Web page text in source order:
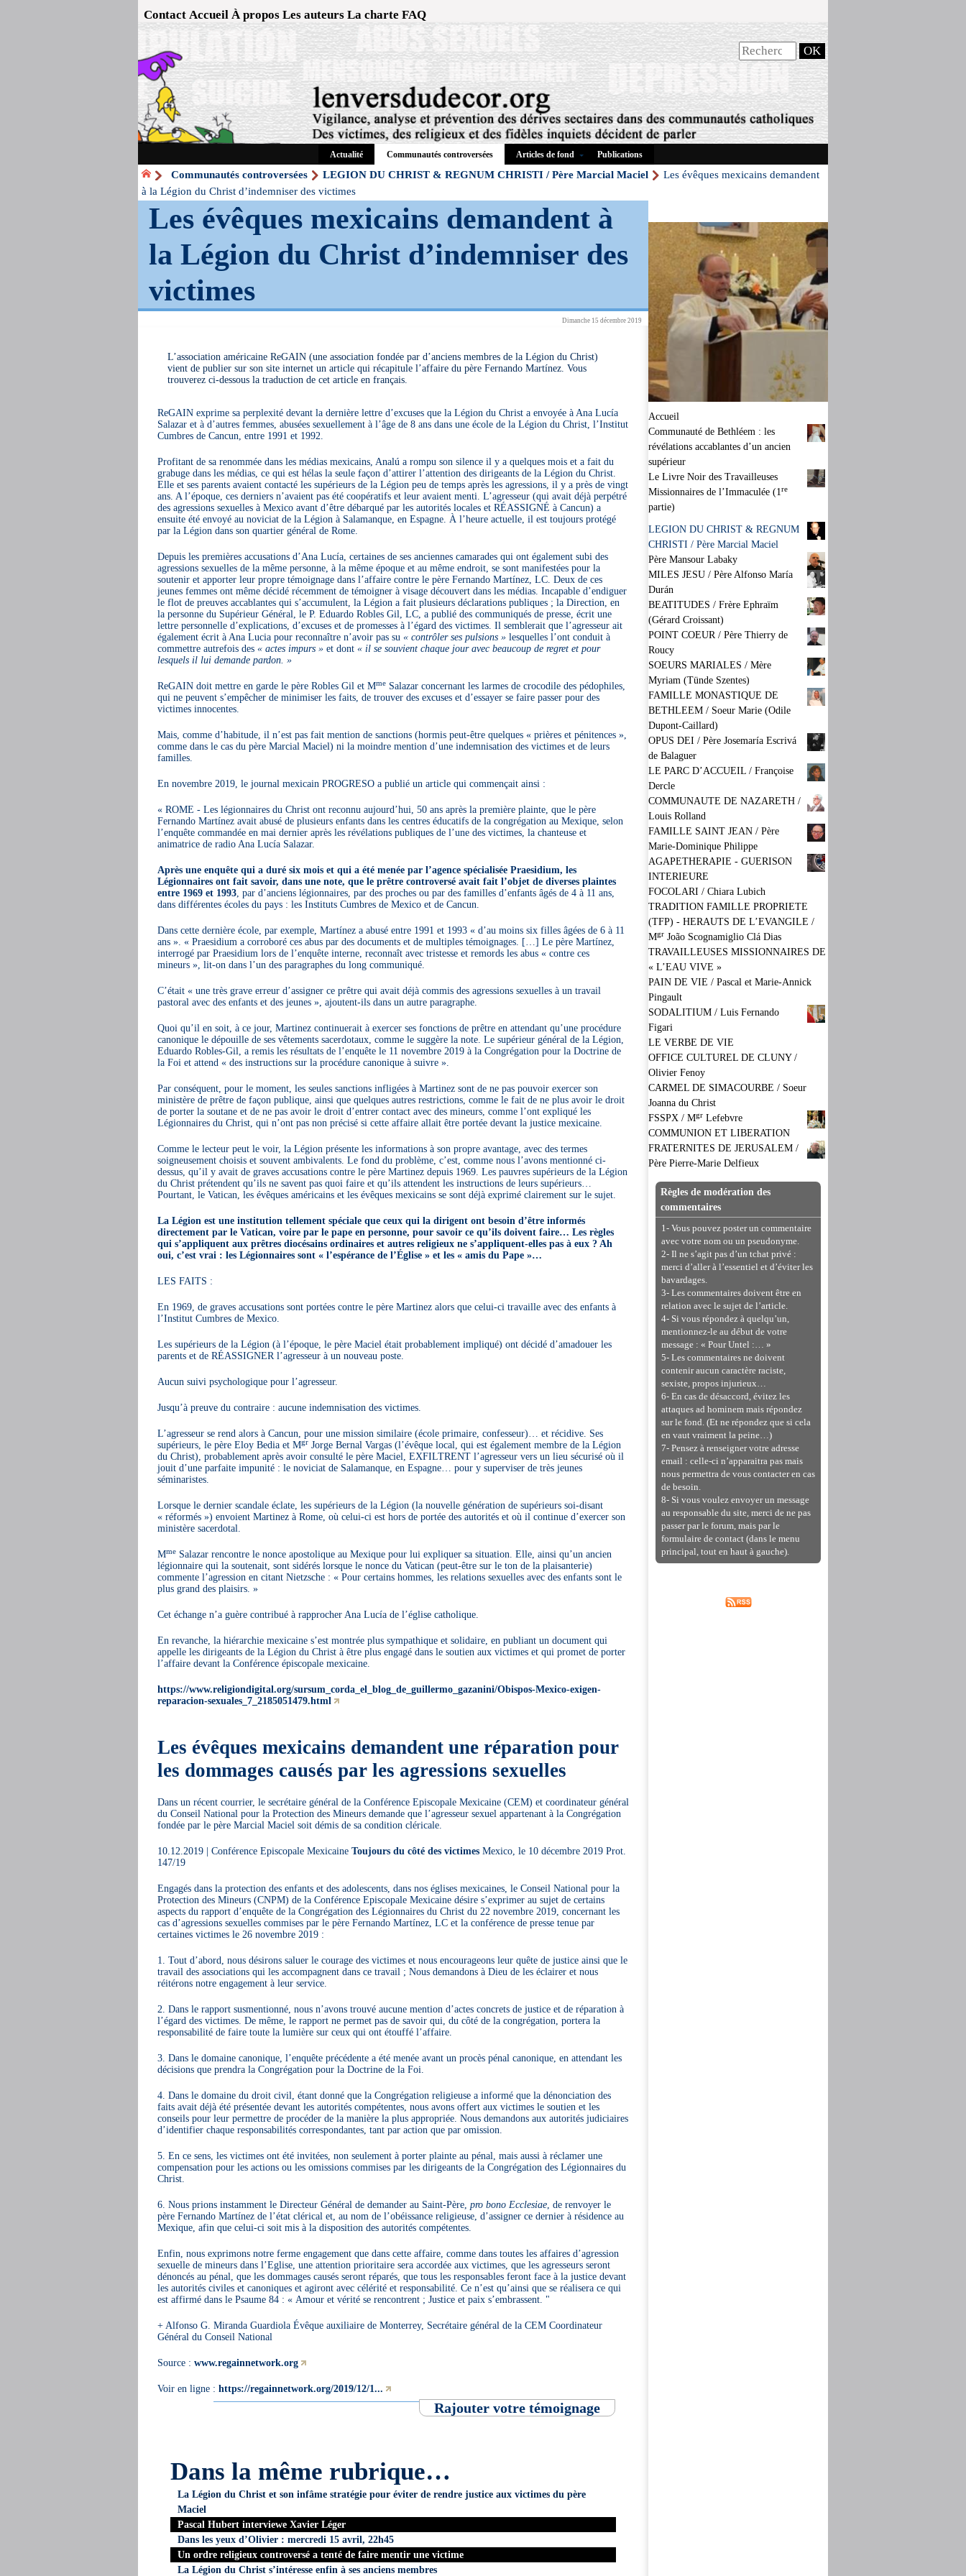
Contact Accueil À propos Les auteurs La charte FAQ
Actualité Communautés controversées Articles de fond Publications
Communautés controversées LEGION DU CHRIST & REGNUM CHRISTI / Père Marcial Maciel
Les évêques mexicains demandent
à la Légion du Christ d’indemniser des victimes
Les évêques mexicains demandent à
la Légion du Christ d’indemniser des
victimes
Dimanche 15 décembre 2019
L’association américaine ReGAIN (une association fondée par d’anciens membres de la Légion du Christ)
vient de publier sur son site internet un article qui récapitule l’affaire du père Fernando Martínez. Vous
trouverez ci-dessous la traduction de cet article en français.
ReGAIN exprime sa perplexité devant la dernière lettre d’excuses que la Légion du Christ a envoyée à Ana Lucía
Salazar et à d’autres femmes, abusées sexuellement à l’âge de 8 ans dans une école de la Légion du Christ, l’Institut
Cumbres de Cancun, entre 1991 et 1992.
Profitant de sa renommée dans les médias mexicains, Analú a rompu son silence il y a quelques mois et a fait du
grabuge dans les médias, ce qui est hélas la seule façon d’attirer l’attention des dirigeants de la Légion du Christ.
Elle et ses parents avaient contacté les supérieurs de la Légion peu de temps après les agressions, il y a près de vingt
ans. A l’époque, ces derniers n’avaient pas été coopératifs et leur avaient menti. L’agresseur (qui avait déjà perpétré
des agressions sexuelles à Mexico avant d’être débarqué par les autorités locales et RÉASSIGNÉ à Cancun) a
ensuite été envoyé au noviciat de la Légion à Salamanque, en Espagne. À l’heure actuelle, il est toujours protégé
par la Légion dans son quartier général de Rome.
Depuis les premières accusations d’Ana Lucía, certaines de ses anciennes camarades qui ont également subi des
agressions sexuelles de la même personne, à la même époque et au même endroit, se sont manifestées pour la
soutenir et apporter leur propre témoignage dans l’affaire contre le père Fernando Martínez, LC. Deux de ces
jeunes femmes ont même décidé récemment de témoigner à visage découvert dans les médias. Incapable d’endiguer
le flot de preuves accablantes qui s’accumulent, la Légion a fait plusieurs déclarations publiques ; la Direction, en
la personne du Supérieur Général, le P. Eduardo Robles Gil, LC, a publié des communiqués de presse, écrit une
lettre personnelle d’explications, d’excuses et de promesses à l’égard des victimes. Il semblerait que l’agresseur ait
également écrit à Ana Lucia pour reconnaître n’avoir pas su « contrôler ses pulsions »lesquelles l’ont conduit à
commettre autrefois des « actes impurs »et dont « il se souvient chaque jour avec beaucoup de regret et pour
lesquels il lui demande pardon. »
ReGAIN doit mettre en garde le père Robles Gil et MmeSalazar concernant les larmes de crocodile des pédophiles,
qui ne peuvent s’empêcher de minimiser les faits, de trouver des excuses et d’essayer se faire passer pour des
victimes innocentes.
Mais, comme d’habitude, il n’est pas fait mention de sanctions (hormis peut-être quelques « prières et pénitences »,
comme dans le cas du père Marcial Maciel) ni la moindre mention d’une indemnisation des victimes et de leurs
familles.
En novembre 2019, le journal mexicain PROGRESO a publié un article qui commençait ainsi :
« ROME - Les légionnaires du Christ ont reconnu aujourd’hui, 50 ans après la première plainte, que le père
Fernando Martínez avait abusé de plusieurs enfants dans les centres éducatifs de la congrégation au Mexique, selon
l’enquête commandée en mai dernier après les révélations publiques de l’une des victimes, la chanteuse et
animatrice de radio Ana Lucía Salazar.
Après une enquête qui a duré six mois et qui a été menée par l’agence spécialisée Praesidium, les
Légionnaires ont fait savoir, dans une note, que le prêtre controversé avait fait l’objet de diverses plaintes
entre 1969 et 1993, par d’anciens légionnaires, par des proches ou par des familles d’enfants âgés de 4 à 11 ans,
dans différentes écoles du pays : les Instituts Cumbres de Mexico et de Cancun.
Dans cette dernière école, par exemple, Martínez a abusé entre 1991 et 1993 « d’au moins six filles âgées de 6 à 11
ans ». « Praesidium a corroboré ces abus par des documents et de multiples témoignages. […] Le père Martínez,
interrogé par Praesidium lors de l’enquête interne, reconnaît avec tristesse et remords les abus « contre ces
mineurs », lit-on dans l’un des paragraphes du long communiqué.
C’était « une très grave erreur d’assigner ce prêtre qui avait déjà commis des agressions sexuelles à un travail
pastoral avec des enfants et des jeunes », ajoutent-ils dans un autre paragraphe.
Quoi qu’il en soit, à ce jour, Martinez continuerait à exercer ses fonctions de prêtre en attendant qu’une procédure
canonique le dépouille de ses vêtements sacerdotaux, comme le suggère la note. Le supérieur général de la Légion,
Eduardo Robles-Gil, a remis les résultats de l’enquête le 11 novembre 2019 à la Congrégation pour la Doctrine de
la Foi et attend « des instructions sur la procédure canonique à suivre ».
Par conséquent, pour le moment, les seules sanctions infligées à Martinez sont de ne pas pouvoir exercer son
ministère de prêtre de façon publique, ainsi que quelques autres restrictions, comme le fait de ne plus avoir le droit
de porter la soutane et de ne pas avoir le droit d’entrer contact avec des mineurs, comme l’ont expliqué les
Légionnaires du Christ, qui n’ont pas non précisé si cette affaire allait être portée devant la justice mexicaine.
Comme le lecteur peut le voir, la Légion présente les informations à son propre avantage, avec des termes
soigneusement choisis et souvent ambivalents. Le fond du problème, c’est, comme nous l’avons mentionné ci-
dessus, qu’il y avait de graves accusations contre le père Martinez depuis 1969. Les pauvres supérieurs de la Légion
du Christ prétendent qu’ils ne savent pas quoi faire et qu’ils attendent les instructions de leurs supérieurs…
Pourtant, le Vatican, les évêques américains et les évêques mexicains se sont déjà exprimé clairement sur le sujet.
La Légion est une institution tellement spéciale que ceux qui la dirigent ont besoin d’être informés
directement par le Vatican, voire par le pape en personne, pour savoir ce qu’ils doivent faire… Les règles
qui s’appliquent aux prêtres diocésains ordinaires et autres religieux ne s’appliquent-elles pas à eux ? Ah
oui, c’est vrai : les Légionnaires sont « l’espérance de l’Église » et les « amis du Pape »…
LES FAITS :
En 1969, de graves accusations sont portées contre le père Martinez alors que celui-ci travaille avec des enfants à
l’Institut Cumbres de Mexico.
Les supérieurs de la Légion (à l’époque, le père Maciel était probablement impliqué) ont décidé d’amadouer les
parents et de RÉASSIGNER l’agresseur à un nouveau poste.
Aucun suivi psychologique pour l’agresseur.
Jusqu’à preuve du contraire : aucune indemnisation des victimes.
L’agresseur se rend alors à Cancun, pour une mission similaire (école primaire, confesseur)… et récidive. Ses
supérieurs, le père Eloy Bedia et MgrJorge Bernal Vargas (l’évêque local, qui est également membre de la Légion
du Christ), probablement après avoir consulté le père Maciel, EXFILTRENT l’agresseur vers un lieu sécurisé où il
jouit d’une parfaite impunité : le noviciat de Salamanque, en Espagne… pour y superviser de très jeunes
séminaristes.
Lorsque le dernier scandale éclate, les supérieurs de la Légion (la nouvelle génération de supérieurs soi-disant
« réformés ») envoient Martinez à Rome, où celui-ci est hors de portée des autorités et où il continue d’exercer son
ministère sacerdotal.
MmeSalazar rencontre le nonce apostolique au Mexique pour lui expliquer sa situation. Elle, ainsi qu’un ancien
légionnaire qui la soutenait, sont sidérés lorsque le nonce du Vatican (peut-être sur le ton de la plaisanterie)
commente l’agression en citant Nietzsche : « Pour certains hommes, les relations sexuelles avec des enfants sont le
plus grand des plaisirs. »
Cet échange n’a guère contribué à rapprocher Ana Lucía de l’église catholique.
En revanche, la hiérarchie mexicaine s’est montrée plus sympathique et solidaire, en publiant un document qui
appelle les dirigeants de la Légion du Christ à être plus engagé dans le soutien aux victimes et qui promet de porter
l’affaire devant la Conférence épiscopale mexicaine.
https://www.religiondigital.org/sursum_corda_el_blog_de_guillermo_gazanini/Obispos-Mexico-exigen-
reparacion-sexuales_7_2185051479.html
Les évêques mexicains demandent une réparation pour
les dommages causés par les agressions sexuelles
Dans un récent courrier, le secrétaire général de la Conférence Episcopale Mexicaine (CEM) et coordinateur général
du Conseil National pour la Protection des Mineurs demande que l’agresseur sexuel appartenant à la Congrégation
fondée par le père Marcial Maciel soit démis de sa condition cléricale.
10.12.2019 | Conférence Episcopale Mexicaine Toujours du côté des victimesMexico, le 10 décembre 2019 Prot.
147/19
Engagés dans la protection des enfants et des adolescents, dans nos églises mexicaines, le Conseil National pour la
Protection des Mineurs (CNPM) de la Conférence Episcopale Mexicaine désire s’exprimer au sujet de certains
aspects du rapport d’enquête de la Congrégation des Légionnaires du Christ du 22 novembre 2019, concernant les
cas d’agressions sexuelles commises par le père Fernando Martínez, LC et la conférence de presse tenue par
certaines victimes le 26 novembre 2019 :
1. Tout d’abord, nous désirons saluer le courage des victimes et nous encourageons leur quête de justice ainsi que le
travail des associations qui les accompagnent dans ce travail ; Nous demandons à Dieu de les éclairer et nous
réitérons notre engagement à leur service.
2. Dans le rapport susmentionné, nous n’avons trouvé aucune mention d’actes concrets de justice et de réparation à
l’égard des victimes. De même, le rapport ne permet pas de savoir qui, du côté de la congrégation, portera la
responsabilité de faire toute la lumière sur ceux qui ont étouffé l’affaire.
3. Dans le domaine canonique, l’enquête précédente a été menée avant un procès pénal canonique, en attendant les
décisions que prendra la Congrégation pour la Doctrine de la Foi.
4. Dans le domaine du droit civil, étant donné que la Congrégation religieuse a informé que la dénonciation des
faits avait déjà été présentée devant les autorités compétentes, nous avons offert aux victimes le soutien et les
conseils pour leur permettre de procéder de la manière la plus appropriée. Nous demandons aux autorités judiciaires
d’identifier chaque responsabilités correspondantes, tant par action que par omission.
5. En ce sens, les victimes ont été invitées, non seulement à porter plainte au pénal, mais aussi à réclamer une
compensation pour les actions ou les omissions commises par les dirigeants de la Congrégation des Légionnaires du
Christ.
6. Nous prions instamment le Directeur Général de demander au Saint-Père, pro bono Ecclesiae, de renvoyer le
père Fernando Martínez de l’état clérical et, au nom de l’obéissance religieuse, d’assigner ce dernier à résidence au
Mexique, afin que celui-ci soit mis à la disposition des autorités compétentes.
Enfin, nous exprimons notre ferme engagement que dans cette affaire, comme dans toutes les affaires d’agression
sexuelle de mineurs dans l’Eglise, une attention prioritaire sera accordée aux victimes, que les agresseurs seront
dénoncés au pénal, que les dommages causés seront réparés, que tous les responsables feront face à la justice devant
les autorités civiles et canoniques et agiront avec célérité et responsabilité. Ce n’est qu’ainsi que se réalisera ce qui
est affirmé dans le Psaume 84 : « Amour et vérité se rencontrent ; Justice et paix s’embrassent. "
+ Alfonso G. Miranda Guardiola Évêque auxiliaire de Monterrey, Secrétaire général de la CEM Coordinateur
Général du Conseil National
Source : www.regainnetwork.org
Voir en ligne : https://regainnetwork.org/2019/12/1...
Rajouter votre témoignage
Dans la même rubrique…
La Légion du Christ et son infâme stratégie pour éviter de rendre justice aux victimes du père
Maciel
Pascal Hubert interviewe Xavier Léger
Dans les yeux d’Olivier : mercredi 15 avril, 22h45
Un ordre religieux controversé a tenté de faire mentir une victime
La Légion du Christ s’intéresse enfin à ses anciens membres
Accueil
Communauté de Bethléem : les
révélations accablantes d’un ancien
supérieur
Le Livre Noir des Travailleuses
Missionnaires de l’Immaculée (1re
partie)
LEGION DU CHRIST & REGNUM
CHRISTI / Père Marcial Maciel
Père Mansour Labaky
MILES JESU / Père Alfonso María
Durán
BEATITUDES / Frère Ephraïm
(Gérard Croissant)
POINT COEUR / Père Thierry de
Roucy
SOEURS MARIALES / Mère
Myriam (Tünde Szentes)
FAMILLE MONASTIQUE DE
BETHLEEM / Soeur Marie (Odile
Dupont-Caillard)
OPUS DEI / Père Josemaría Escrivá
de Balaguer
LE PARC D’ACCUEIL / Françoise
Dercle
COMMUNAUTE DE NAZARETH /
Louis Rolland
FAMILLE SAINT JEAN / Père
Marie-Dominique Philippe
AGAPETHERAPIE - GUERISON
INTERIEURE
FOCOLARI / Chiara Lubich
TRADITION FAMILLE PROPRIETE
(TFP) - HERAUTS DE L’EVANGILE /
Mgr João Scognamiglio Clá Dias
TRAVAILLEUSES MISSIONNAIRES DE
« L’EAU VIVE »
PAIN DE VIE / Pascal et Marie-Annick
Pingault
SODALITIUM / Luis Fernando
Figari
LE VERBE DE VIE
OFFICE CULTUREL DE CLUNY /
Olivier Fenoy
CARMEL DE SIMACOURBE / Soeur
Joanna du Christ
FSSPX / Mgr Lefebvre
COMMUNION ET LIBERATION
FRATERNITES DE JERUSALEM /
Père Pierre-Marie Delfieux
Règles de modération des
commentaires
1- Vous pouvez poster un commentaire
avec votre nom ou un pseudonyme.
2- Il ne s’agit pas d’un tchat privé :
merci d’aller à l’essentiel et d’éviter les
bavardages.
3- Les commentaires doivent être en
relation avec le sujet de l’article.
4- Si vous répondez à quelqu’un,
mentionnez-le au début de votre
message : « Pour Untel :… »
5- Les commentaires ne doivent
contenir aucun caractère raciste,
sexiste, propos injurieux…
6- En cas de désaccord, évitez les
attaques ad hominem mais répondez
sur le fond. (Et ne répondez que si cela
en vaut vraiment la peine…)
7- Pensez à renseigner votre adresse
email : celle-ci n’apparaitra pas mais
nous permettra de vous contacter en cas
de besoin.
8- Si vous voulez envoyer un message
au responsable du site, merci de ne pas
passer par le forum, mais par le
formulaire de contact (dans le menu
principal, tout en haut à gauche).